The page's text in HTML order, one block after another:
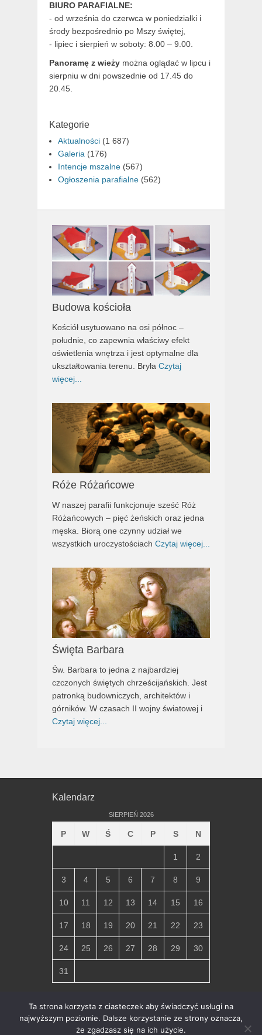
BIURO PARAFIALNE:
- od września do czerwca w poniedziałki i
środy bezpośrednio po Mszy świętej,
- lipiec i sierpień w soboty: 8.00 – 9.00.
Panoramę z wieży można oglądać w lipcu i
sierpniu w dni powszednie od 17.45 do
20.45.
Kategorie
Aktualności (1 687)
Galeria (176)
Intencje mszalne (567)
Ogłoszenia parafialne (562)
Budowa kościoła
Kościół usytuowano na osi północ –
południe, co zapewnia właściwy efekt
oświetlenia wnętrza i jest optymalne dla
ukształtowania terenu. Bryła Czytaj
więcej...
Róże Różańcowe
W naszej parafii funkcjonuje sześć Róż
Różańcowych – pięć żeńskich oraz jedna
męska. Biorą one czynny udział we
wszystkich uroczystościach Czytaj więcej...
Święta Barbara
Św. Barbara to jedna z najbardziej
czczonych świętych chrześcijańskich. Jest
patronką budowniczych, architektów i
górników. W czasach II wojny światowej i
Czytaj więcej...
Kalendarz
SIERPIEŃ 2026
P W Ś C P S N
1 2
3 4 5 6 7 8 9
10 11 12 13 14 15 16
17 18 19 20 21 22 23
24 25 26 27 28 29 30
31
« lip
Ta strona korzysta z ciasteczek aby świadczyć usługi na
najwyższym poziomie. Dalsze korzystanie ze strony oznacza,
że zgadzasz się na ich użycie.